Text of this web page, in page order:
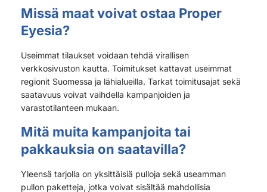
Missä maat voivat ostaa Proper
Eyesia?
Useimmat tilaukset voidaan tehdä virallisen
verkkosivuston kautta. Toimitukset kattavat useimmat
regionit Suomessa ja lähialueilla. Tarkat toimitusajat sekä
saatavuus voivat vaihdella kampanjoiden ja
varastotilanteen mukaan.
Mitä muita kampanjoita tai
pakkauksia on saatavilla?
Yleensä tarjolla on yksittäisiä pulloja sekä useamman
pullon paketteja, jotka voivat sisältää mahdollisia